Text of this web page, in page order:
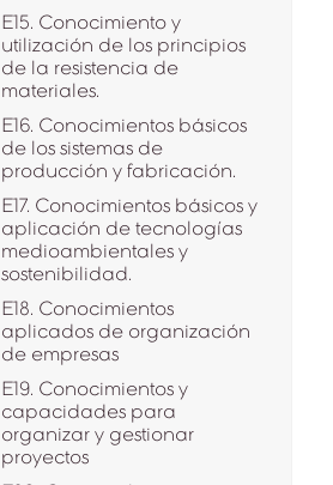
E15. Conocimiento y
utilización de los principios
de la resistencia de
materiales.
E16. Conocimientos básicos
de los sistemas de
producción y fabricación.
E17. Conocimientos básicos y
aplicación de tecnologías
medioambientales y
sostenibilidad.
E18. Conocimientos
aplicados de organización
de empresas
E19. Conocimientos y
capacidades para
organizar y gestionar
proyectos